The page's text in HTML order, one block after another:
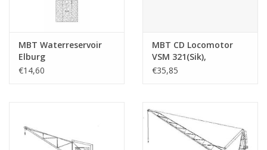
MBT Waterreservoir
Elburg
Zuiderzeetramweg -
€14,60
MBT CD Locomotor
VSM 321(Sik),
uitgevoerd in karton
€35,85